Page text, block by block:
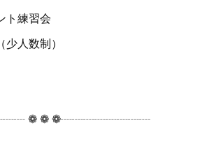
ト練習会
人数制）
❁ ❁ ❁┈┈┈┈┈┈┈┈